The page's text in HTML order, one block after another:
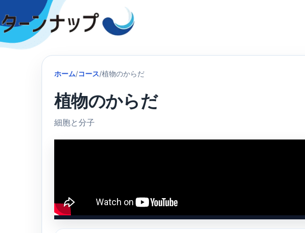
to
content
ホーム/コース/植物のからだ
植物のからだ
細胞と分子